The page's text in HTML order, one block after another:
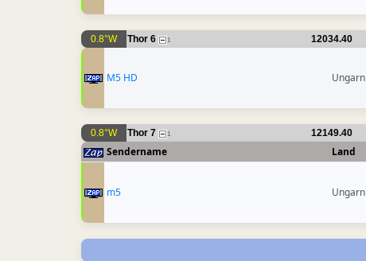
0.8°W Thor 6 1 12034.40
M5 HD Ungarn
0.8°W Thor 7 1 12149.40
Sendername Land
m5 Ungarn